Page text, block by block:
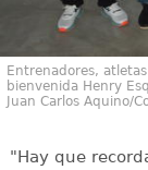
Entrenadores,
bienvenida Henry
Juan Carlos Aquino/
"Hay que